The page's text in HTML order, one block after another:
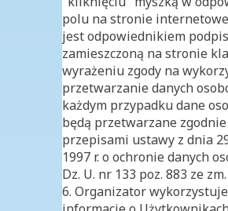
polu na stronie
jest odpowiednikiem
zamieszczoną na stronie
wyrażeniu zgody na
przetwarzanie danych
każdym przypadku dane
będą przetwarzane zgodnie
przepisami ustawy z dnia
1997 r. o ochronie danych
Dz. U. nr 133 poz. 883 ze zm.
6. Organizator wykorzystuje